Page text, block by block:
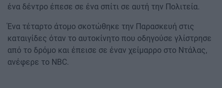
ένα δέντρο έπεσε σε ένα σπίτι σε αυτή την Πολιτεία.
Ένα τέταρτο άτομο σκοτώθηκε την Παρασκευή στις
καταιγίδες όταν το αυτοκίνητο που οδηγούσε γλίστρησε
από το δρόμο και έπεισε σε έναν χείμαρρο στο Ντάλας,
ανέφερε το NBC.